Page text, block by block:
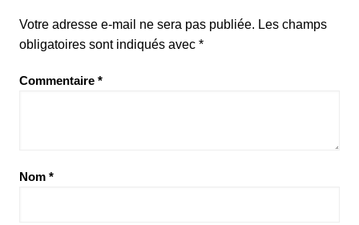
Votre adresse e-mail ne sera pas publiée. Les champs
obligatoires sont indiqués avec *
Commentaire *
Nom *